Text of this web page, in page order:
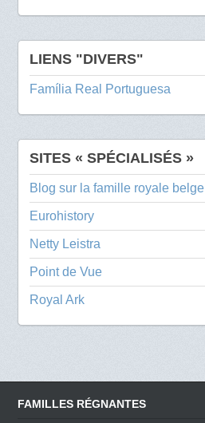
LIENS "DIVERS"
Família Real Portuguesa
SITES « SPÉCIALISÉS »
Blog sur la famille royale belge
Eurohistory
Netty Leistra
Point de Vue
Royal Ark
FAMILLES RÉGNANTES